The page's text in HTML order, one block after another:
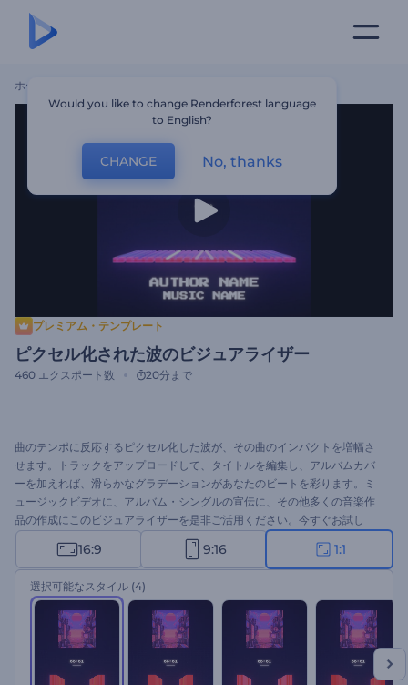
ホーム
プレミアム・テンプレート
ピクセル化された波のビジュアライザー
460 エクスポート数 20分まで
曲のテンポに反応するピクセル化した波が、その曲のインパクトを増幅さ
せます。トラックをアップロードして、タイトルを編集し、アルバムカバ
ーを加えれば、滑らかなグラデーションがあなたのビートを彩ります。ミ
ュージックビデオに、アルバム・シングルの宣伝に、その他多くの音楽作
品の作成にこのビジュアライザーを是非ご活用ください。今すぐお試し
16:9 9:16 1:1
選択可能なスタイル (4)
Would you like to change Renderforest language
to English?
CHANGE No, thanks